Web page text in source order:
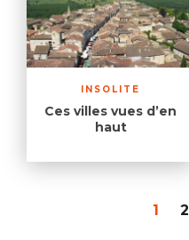
INSOLITE
Ces villes vues d’en
haut
1 2